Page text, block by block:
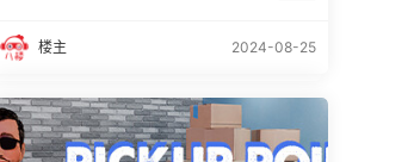
楼主 2024-08-25